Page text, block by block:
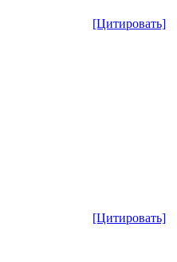
[Цитировать]
[Цитировать]